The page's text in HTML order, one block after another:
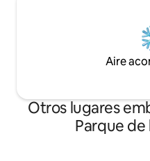
Aire
Otros lugares
Parque de